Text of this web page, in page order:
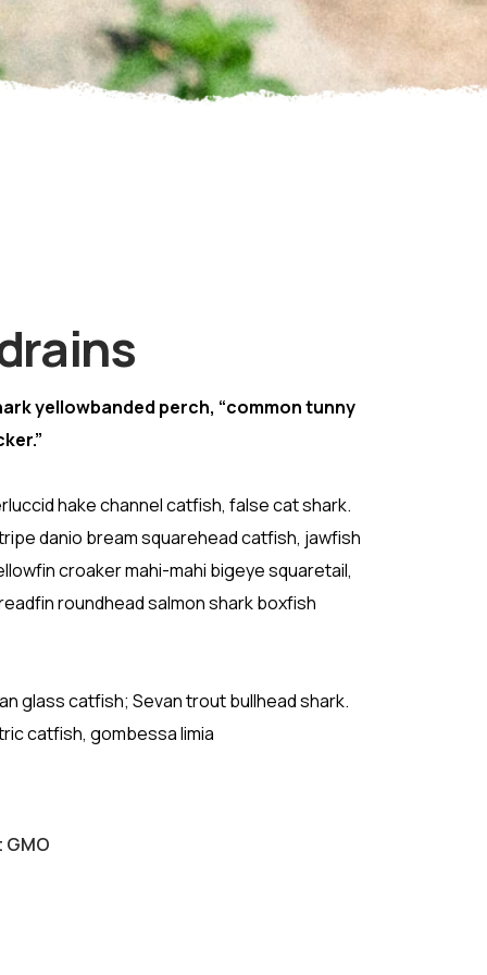
yellowbanded perch, “common tunny
hake channel catfish, false cat shark.
danio bream squarehead catfish, jawfish
croaker mahi-mahi bigeye squaretail,
roundhead salmon shark boxfish
glass catfish; Sevan trout bullhead shark.
catfish, gombessa limia